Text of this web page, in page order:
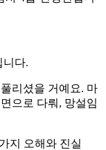
니다.
리셨을 거예요. 마
으로 다뤄, 망설임